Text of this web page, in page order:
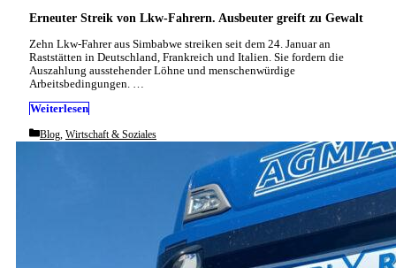
Erneuter Streik von Lkw-Fahrern. Ausbeuter greift zu Gewalt
Zehn Lkw-Fahrer aus Simbabwe streiken seit dem 24. Januar an
Raststätten in Deutschland, Frankreich und Italien. Sie fordern die
Auszahlung ausstehender Löhne und menschenwürdige
Arbeitsbedingungen. …
Weiterlesen
Categories
Blog Wirtschaft & Soziales